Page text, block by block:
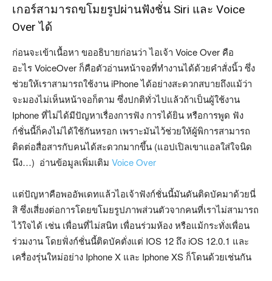
เกอร์สามารถขโมยรูปผ่านฟังชั่น Siri และ Voice
Over ได้
ก่อนจะเข้าเนื้อหา ขออธิบายก่อนว่า ไอเจ้า Voice Over คือ
อะไร VoiceOver ก็คือตัวอ่านหน้าจอที่ทำงานได้ด้วยคำสั่งนิ้ว ซึ่ง
ช่วยให้เราสามารถใช้งาน iPhone ได้อย่างสะดวกสบายถึงแม้ว่า
จะมองไม่เห็นหน้าจอก็ตาม ซึ่งปกติทั่วไปแล้วถ้าเป็นผู้ใช้งาน
Iphone ที่ไม่ได้มีปัญหาเรื่องการฟัง การได้ยิน หรือการพูด ฟัง
ก์ชั่นนี้ก็คงไม่ได้ใช้กันหรอก เพราะมันไว้ช่วยให้ผู้พิการสามารถ
ติดต่อสื่อสารกับคนได้สะดวกมากขึ้น (แอปเปิลเขาแอลใส่ใจนิด
นึง…) อ่านข้อมูลเพิ่มเติม Voice Over
แต่ปัญหาคือพออัพเดทแล้วไอเจ้าฟังก์ชั่นนี้มันดันติดบัคมาด้วยนี่
สิ ซึ่งเสี่ยงต่อการโดยขโมยรูปภาพส่วนตัวจากคนที่เราไม่สามารถ
ไว้ใจได้ เช่น เพื่อนที่ไม่สนิท เพื่อนร่วมห้อง หรือแม้กระทั่งเพื่อน
ร่วมงาน โดยฟั่งก์ชั่นนี้ติดบัคตั่งแต่ IOS 12 ถึง iOS 12.0.1 และ
เครื่องรุ่นใหม่อย่าง Iphone X และ Iphone XS ก็โดนด้วยเช่นกัน